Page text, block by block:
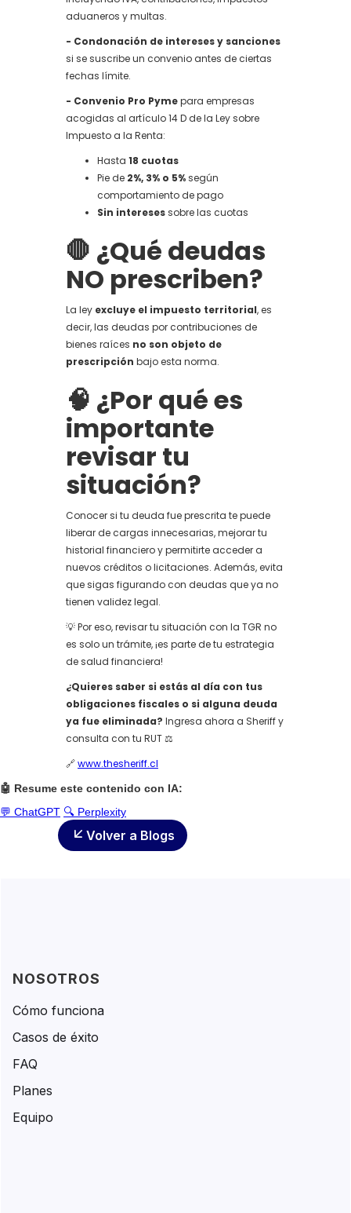
aduaneros y multas.
- Condonación de intereses y sanciones
si se suscribe un convenio antes de ciertas
fechas límite.
- Convenio Pro Pymepara empresas
acogidas al artículo 14 D de la Ley sobre
Impuesto a la Renta:
Hasta 18 cuotas
Pie de 2%, 3% o 5%según
comportamiento de pago
Sin interesessobre las cuotas
🛑 ¿Qué deudas
NO prescriben?
La ley excluye el impuesto territorial, es
decir, las deudas por contribuciones de
bienes raíces no son objeto de
prescripción bajo esta norma.
🧠 ¿Por qué es
importante
revisar tu
situación?
Conocer si tu deuda fue prescrita te puede
liberar de cargas innecesarias, mejorar tu
historial financiero y permitirte acceder a
nuevos créditos o licitaciones. Además, evita
que sigas figurando con deudas que ya no
tienen validez legal.
💡 Por eso, revisar tu situación con la TGR no
es solo un trámite, ¡es parte de tu estrategia
de salud financiera!
¿Quieres saber si estás al día con tus
obligaciones fiscales o si alguna deuda
ya fue eliminada? Ingresa ahora a Sheriff y
consulta con tu RUT ⚖️
🔗www.thesheriff.cl
🤖 Resume este contenido con IA:
💬 ChatGPT 🔍 Perplexity
Volver a Blogs
NOSOTROS
Cómo funciona
Casos de éxito
FAQ
Planes
Equipo